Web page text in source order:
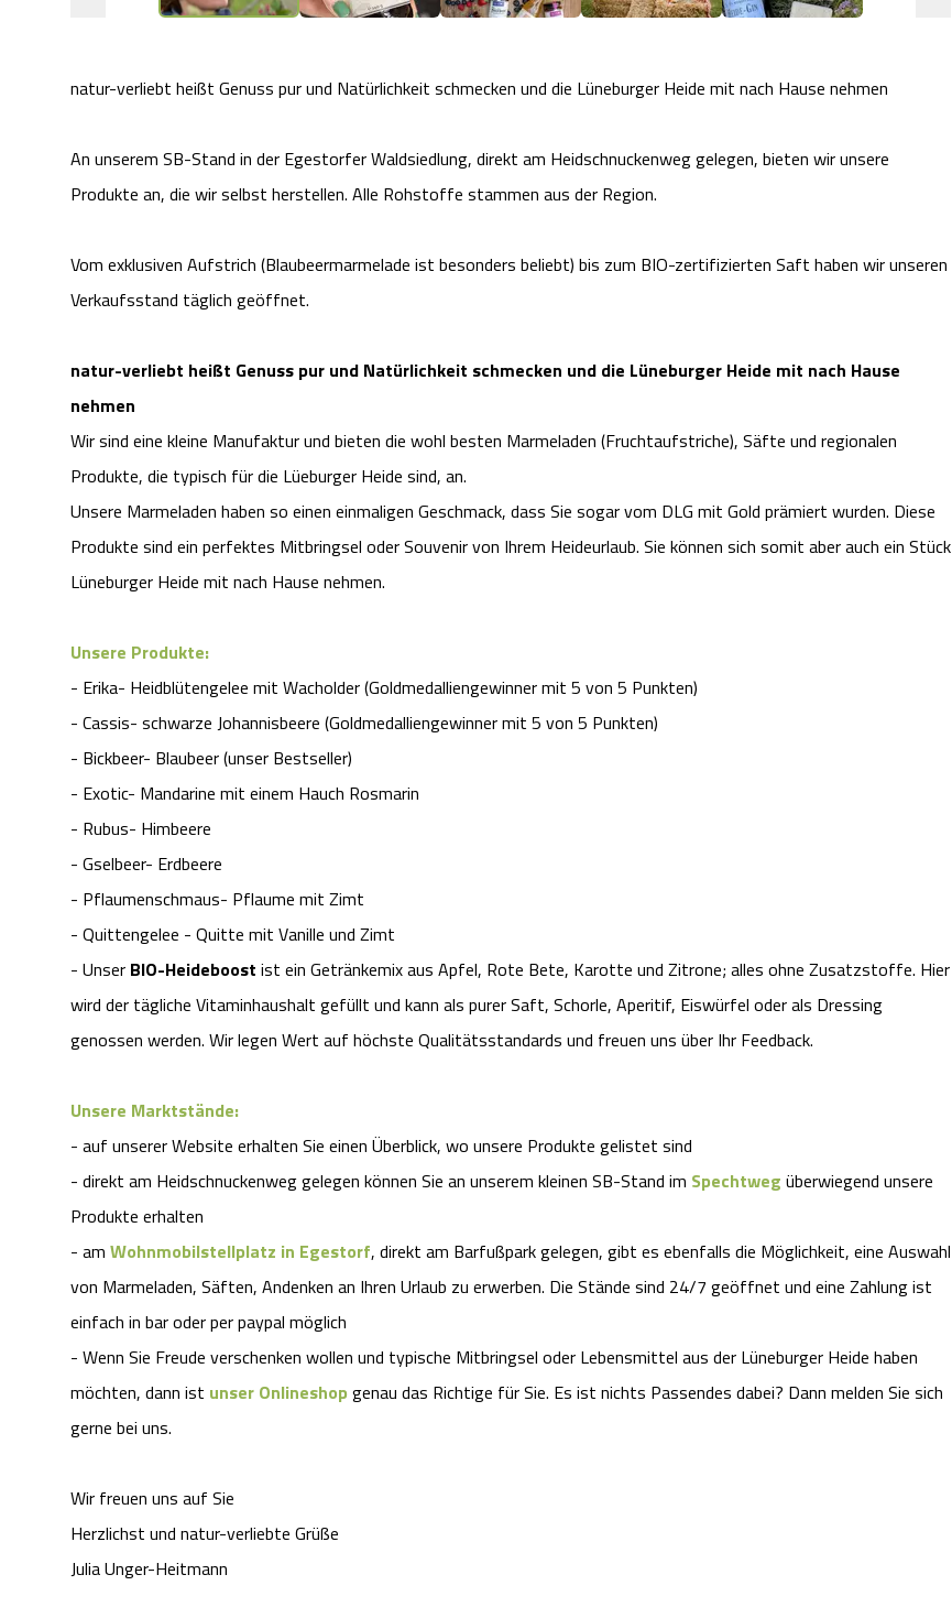
natur-verliebt heißt Genuss pur und Natürlichkeit schmecken und die Lüneburger Heide mit nach Hause nehmen
An unserem SB-Stand in der Egestorfer Waldsiedlung, direkt am Heidschnuckenweg gelegen, bieten wir unsere
Produkte an, die wir selbst herstellen. Alle Rohstoffe stammen aus der Region.
Vom exklusiven Aufstrich (Blaubeermarmelade ist besonders beliebt) bis zum BIO-zertifizierten Saft haben wir unseren
Verkaufsstand täglich geöffnet.
natur-verliebt heißt Genuss pur und Natürlichkeit schmecken und die Lüneburger Heide mit nach Hause
nehmen
Wir sind eine kleine Manufaktur und bieten die wohl besten Marmeladen (Fruchtaufstriche), Säfte und regionalen
Produkte, die typisch für die Lüeburger Heide sind, an.
Unsere Marmeladen haben so einen einmaligen Geschmack, dass Sie sogar vom DLG mit Gold prämiert wurden. Diese
Produkte sind ein perfektes Mitbringsel oder Souvenir von Ihrem Heideurlaub. Sie können sich somit aber auch ein Stück
Lüneburger Heide mit nach Hause nehmen.
Unsere Produkte:
- Erika- Heidblütengelee mit Wacholder (Goldmedalliengewinner mit 5 von 5 Punkten)
- Cassis- schwarze Johannisbeere (Goldmedalliengewinner mit 5 von 5 Punkten)
- Bickbeer- Blaubeer (unser Bestseller)
- Exotic- Mandarine mit einem Hauch Rosmarin
- Rubus- Himbeere
- Gselbeer- Erdbeere
- Pflaumenschmaus- Pflaume mit Zimt
- Quittengelee - Quitte mit Vanille und Zimt
- Unser BIO-Heideboost ist ein Getränkemix aus Apfel, Rote Bete, Karotte und Zitrone; alles ohne Zusatzstoffe. Hier
wird der tägliche Vitaminhaushalt gefüllt und kann als purer Saft, Schorle, Aperitif, Eiswürfel oder als Dressing
genossen werden. Wir legen Wert auf höchste Qualitätsstandards und freuen uns über Ihr Feedback.
Unsere Marktstände:
- auf unserer Website erhalten Sie einen Überblick, wo unsere Produkte gelistet sind
- direkt am Heidschnuckenweg gelegen können Sie an unserem kleinen SB-Stand im Spechtweg überwiegend unsere
Produkte erhalten
- am Wohnmobilstellplatz in Egestorf, direkt am Barfußpark gelegen, gibt es ebenfalls die Möglichkeit, eine Auswahl
von Marmeladen, Säften, Andenken an Ihren Urlaub zu erwerben. Die Stände sind 24/7 geöffnet und eine Zahlung ist
einfach in bar oder per paypal möglich
- Wenn Sie Freude verschenken wollen und typische Mitbringsel oder Lebensmittel aus der Lüneburger Heide haben
möchten, dann ist unser Onlineshopgenau das Richtige für Sie. Es ist nichts Passendes dabei? Dann melden Sie sich
gerne bei uns.
Wir freuen uns auf Sie
Herzlichst und natur-verliebte Grüße
Julia Unger-Heitmann